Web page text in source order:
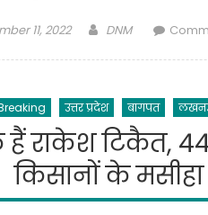
11, 2022 Author
DNM
उत्तर प्रदेश बागपत
राकेश टिकैत,
किसानों के मसीहा